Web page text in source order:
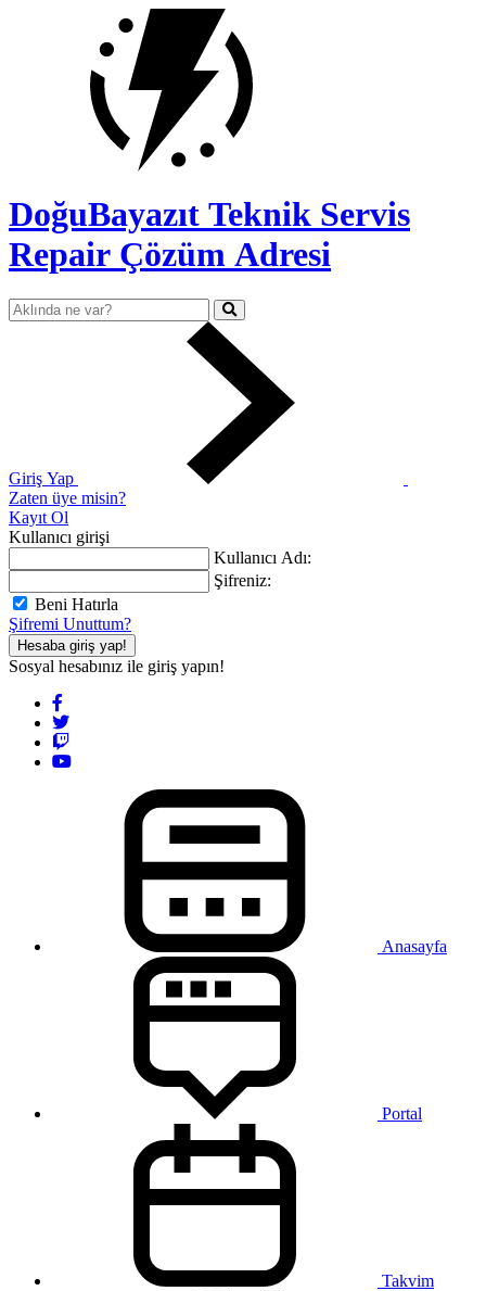
DoğuBayazıt Teknik Servis
Repair Çözüm Adresi
Giriş Yap
Zaten üye misin?
Kayıt Ol
Kullanıcı girişi
Kullanıcı Adı:
Şifreniz:
Beni Hatırla
Şifremi Unuttum?
Hesaba giriş yap!
Sosyal hesabınız ile giriş yapın!
Anasayfa
Portal
Takvim